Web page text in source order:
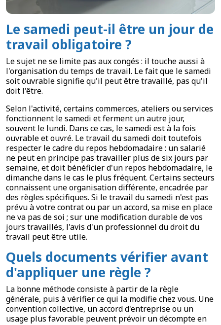
Le samedi peut-il être un jour de
travail obligatoire ?
Le sujet ne se limite pas aux congés : il touche aussi à
l'organisation du temps de travail. Le fait que le samedi
soit ouvrable signifie qu'il peut être travaillé, pas qu'il
doit l'être.
Selon l'activité, certains commerces, ateliers ou services
fonctionnent le samedi et ferment un autre jour,
souvent le lundi. Dans ce cas, le samedi est à la fois
ouvrable et ouvré. Le travail du samedi doit toutefois
respecter le cadre du repos hebdomadaire : un salarié
ne peut en principe pas travailler plus de six jours par
semaine, et doit bénéficier d'un repos hebdomadaire, le
dimanche dans le cas le plus fréquent. Certains secteurs
connaissent une organisation différente, encadrée par
des règles spécifiques. Si le travail du samedi n'est pas
prévu à votre contrat ou par un accord, sa mise en place
ne va pas de soi ; sur une modification durable de vos
jours travaillés, l'avis d'un professionnel du droit du
travail peut être utile.
Quels documents vérifier avant
d'appliquer une règle ?
La bonne méthode consiste à partir de la règle
générale, puis à vérifier ce qui la modifie chez vous. Une
convention collective, un accord d'entreprise ou un
usage plus favorable peuvent prévoir un décompte en